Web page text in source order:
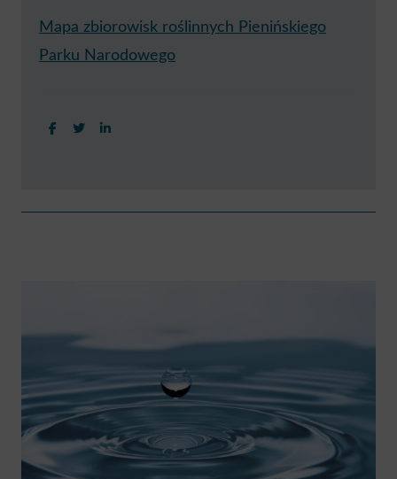
Mapa zbiorowisk roślinnych Pienińskiego
Parku Narodowego